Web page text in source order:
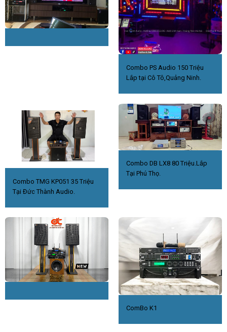
Combo PS Audio 150 Triệu
Lắp tại Cô Tô,Quảng Ninh.
Combo TMG KP051 35 Triệu
Tại Đức Thành Audio.
Combo DB LX8 80 Triệu.Lắp
Tại Phú Thọ.
ComBo K1